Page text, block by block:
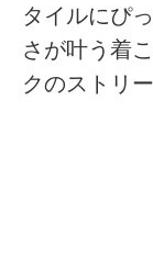
タイルにぴ
さが叶う着
クのストリ